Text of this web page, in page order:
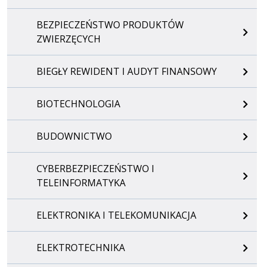
BEZPIECZEŃSTWO PRODUKTÓW
ZWIERZĘCYCH
BIEGŁY REWIDENT I AUDYT FINANSOWY
BIOTECHNOLOGIA
BUDOWNICTWO
CYBERBEZPIECZEŃSTWO I
TELEINFORMATYKA
ELEKTRONIKA I TELEKOMUNIKACJA
ELEKTROTECHNIKA